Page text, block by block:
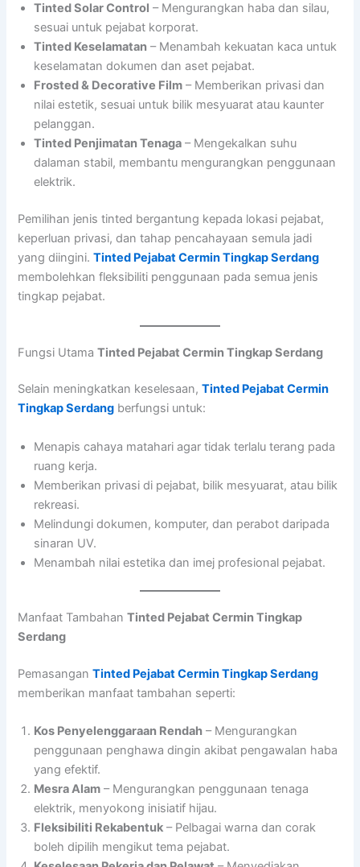
Tinted Solar Control – Mengurangkan haba dan silau,
sesuai untuk pejabat korporat.
Tinted Keselamatan – Menambah kekuatan kaca untuk
keselamatan dokumen dan aset pejabat.
Frosted & Decorative Film – Memberikan privasi dan
nilai estetik, sesuai untuk bilik mesyuarat atau kaunter
pelanggan.
Tinted Penjimatan Tenaga – Mengekalkan suhu
dalaman stabil, membantu mengurangkan penggunaan
elektrik.
Pemilihan jenis tinted bergantung kepada lokasi pejabat,
keperluan privasi, dan tahap pencahayaan semula jadi
yang diingini.Tinted Pejabat Cermin Tingkap Serdang
membolehkan fleksibiliti penggunaan pada semua jenis
tingkap pejabat.
Fungsi UtamaTinted Pejabat Cermin Tingkap Serdang
Selain meningkatkan keselesaan,Tinted Pejabat Cermin
Tingkap Serdang berfungsi untuk:
Menapis cahaya matahari agar tidak terlalu terang pada
ruang kerja.
Memberikan privasi di pejabat, bilik mesyuarat, atau bilik
rekreasi.
Melindungi dokumen, komputer, dan perabot daripada
sinaran UV.
Menambah nilai estetika dan imej profesional pejabat.
Manfaat TambahanTinted Pejabat Cermin Tingkap
Serdang
PemasanganTinted Pejabat Cermin Tingkap Serdang
memberikan manfaat tambahan seperti:
Kos Penyelenggaraan Rendah – Mengurangkan
penggunaan penghawa dingin akibat pengawalan haba
yang efektif.
Mesra Alam – Mengurangkan penggunaan tenaga
elektrik, menyokong inisiatif hijau.
Fleksibiliti Rekabentuk – Pelbagai warna dan corak
boleh dipilih mengikut tema pejabat.